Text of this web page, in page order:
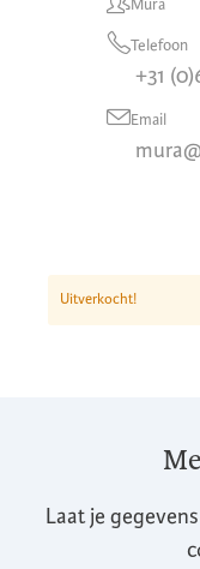
Mura
Telefoon
+31
Email
Uitverkocht!
Laat je